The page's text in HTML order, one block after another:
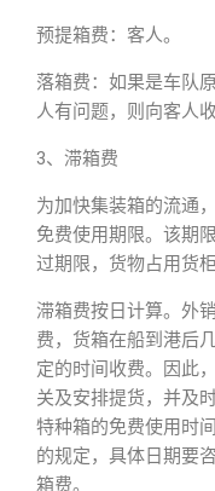
预提箱费：客人。
落箱费：如果是车队
人有问题，则向客人收
3、滞箱费
为加快集装箱的流通
免费使用期限。该期
过期限，货物占用货
滞箱费按日计算。外
费，货箱在船到港后
定的时间收费。因此
关及安排提货，并及
特种箱的免费使用时
的规定，具体日期要
箱费。